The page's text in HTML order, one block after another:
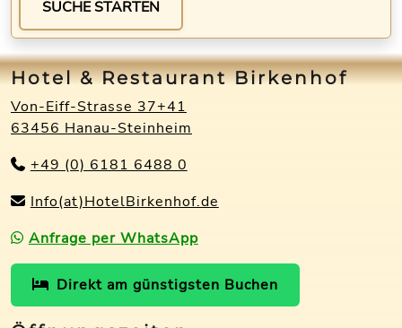
Hotel & Restaurant Birkenhof
Von-Eiff-Strasse 37+41
63456 Hanau-Steinheim
+49 (0) 6181 6488 0
Info(at)HotelBirkenhof.de
Anfrage per WhatsApp
Direkt am günstigsten Buchen